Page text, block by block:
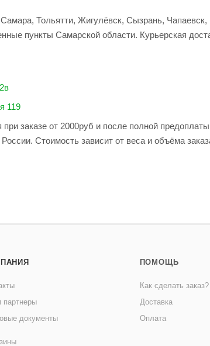
Тольятти, Жигулёвск, Сызрань,
пункты Самарской области. Курьерская
119
заказе от 2000руб и после полной
Стоимость зависит от веса и объёма
партнеры
документы
ПОМОЩЬ
Как сделать заказ?
Доставка
Оплата